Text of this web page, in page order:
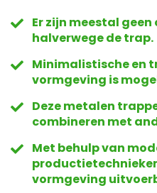
Er zijn meestal
halverwege de trap.
Minimalistische en
vormgeving is
Deze metalen
combineren met
Met behulp van
vormgeving